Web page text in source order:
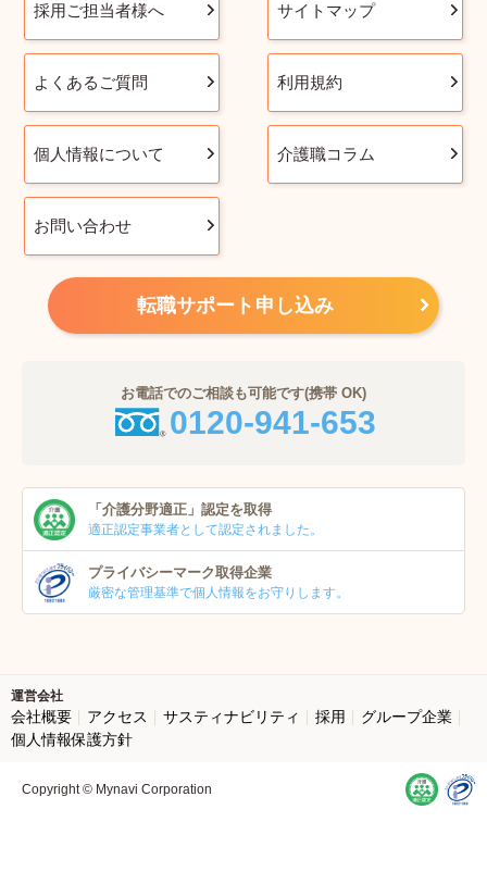
採用ご担当者様へ サイトマップ
よくあるご質問 利用規約
個人情報について 介護職コラム
お問い合わせ
転職サポート申し込み
お電話でのご相談も可能です(携帯 OK)
0120-941-653
「介護分野適正」 認定を取得
適正認定事業者として認定されました。
プライバシーマーク取得企業
厳密な管理基準で個人情報をお守りします。
運営会社
会社概要 アクセス サスティナビリティ 採用
グループ企業
個人情報保護方針
Copyright © Mynavi Corporation